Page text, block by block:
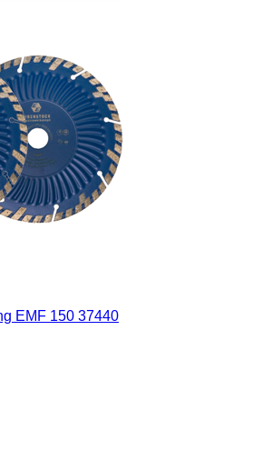
EMF 150 37440